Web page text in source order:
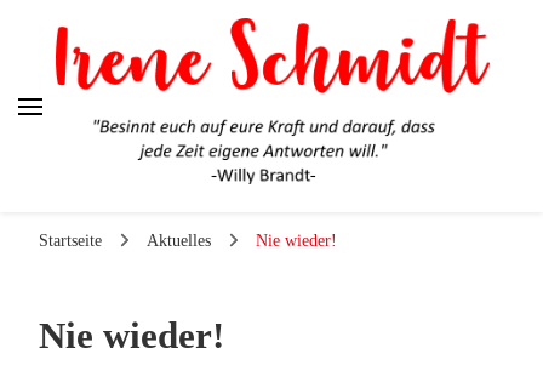
Startseite Aktuelles Nie wieder!
Nie wieder!